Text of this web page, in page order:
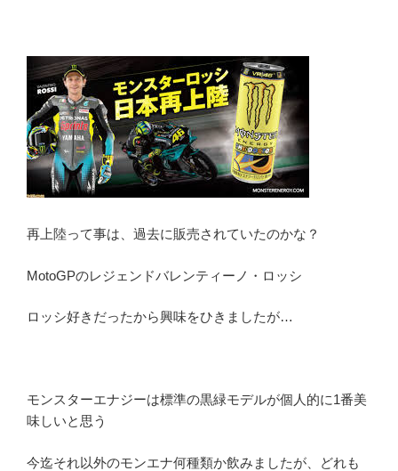
再上陸って事は、過去に販売されていたのかな？
MotoGPのレジェンドバレンティーノ・ロッシ
ロッシ好きだったから興味をひきましたが…
モンスターエナジーは標準の黒緑モデルが個人的に1番美
味しいと思う
今迄それ以外のモンエナ何種類か飲みましたが、どれも